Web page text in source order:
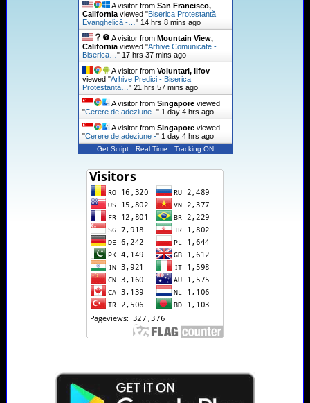
A visitor from San Francisco,
Californiaviewed "Biserica Protestantă
Evanghelică -… " 14 hrs 8 mins ago
A visitor from Mountain View,
Californiaviewed "Arhive Comunicate -
Biserica… " 17 hrs 37 mins ago
A visitor from Voluntari, Ilfov
viewed "Arhive Predici - Biserica
Protestantă… " 21 hrs 57 mins ago
A visitor from Singaporeviewed
"Cerere de adeziune -" 1 day 4 hrs ago
A visitor from Singaporeviewed
"Cerere de adeziune -" 1 day 4 hrs ago
Get Script Real Time Tracking ON